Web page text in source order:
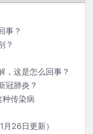
事？
？
，这是怎么回事？
冠肺炎？
传染病
26日更新）